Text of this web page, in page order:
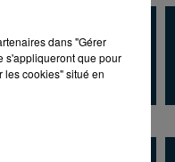
dans "Gérer
s'appliqueront que pour
les cookies" situé en